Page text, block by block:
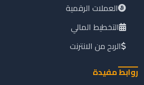
العملات الرقمية
التخطيط المالي
الربح من الانترنت
روابط مفيدة